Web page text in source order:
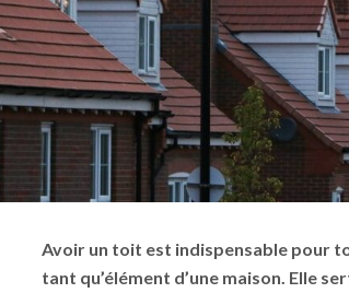
Avoir un toit est indispensable pour
tant qu’élément d’une maison. Elle